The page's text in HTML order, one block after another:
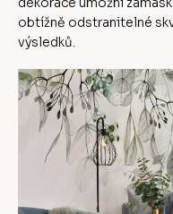
obtížně odstranitelné
výsledků.